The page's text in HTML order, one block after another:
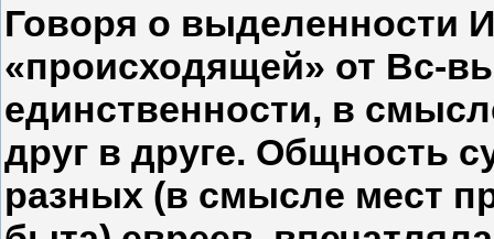
Говоря о выделенности
«происходящей» от Вс-
единственности, в
друг в друге. Общность
разных (в смысле мест